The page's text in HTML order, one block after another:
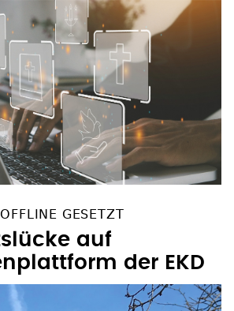
GESETZT
auf
der EKD